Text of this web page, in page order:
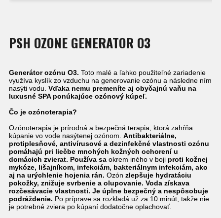
PSH OZONE GENERATOR O3
Generátor ozónu O3. Toto malé a ľahko použiteľné zariadenie
využíva kyslík zo vzduchu na generovanie ozónu a následne ním
nasýti vodu. Vďaka nemu premeníte aj obyčajnú vaňu na
luxusné SPA ponúkajúce ozónový kúpeľ.
Čo je ozónoterapia?
Ozónoterapia je prírodná a bezpečná terapia, ktorá zahŕňa
kúpanie vo vode nasýtenej ozónom. Antibakteriálne,
protiplesňové, antivírusové a dezinfekčné vlastnosti ozónu
pomáhajú pri liečbe mnohých kožných ochorení u
domácich zvierat. Používa sa okrem iného v boji proti kožnej
mykóze, lišajníkom, infekciám, bakteriálnym infekciám, ako
aj na urýchlenie hojenia rán. Ozón zlepšuje hydratáciu
pokožky, znižuje svrbenie a olupovanie. Voda získava
rozčesávacie vlastnosti. Je úplne bezpečný a nespôsobuje
podráždenie. Po príprave sa rozkladá už za 10 minút, takže nie
je potrebné zviera po kúpaní dodatočne oplachovať.